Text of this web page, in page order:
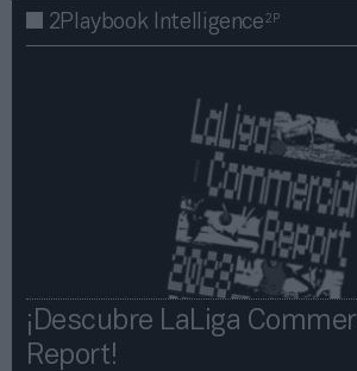
2Playbook Intelligence2P
¡Descubre LaLiga
Report!​​